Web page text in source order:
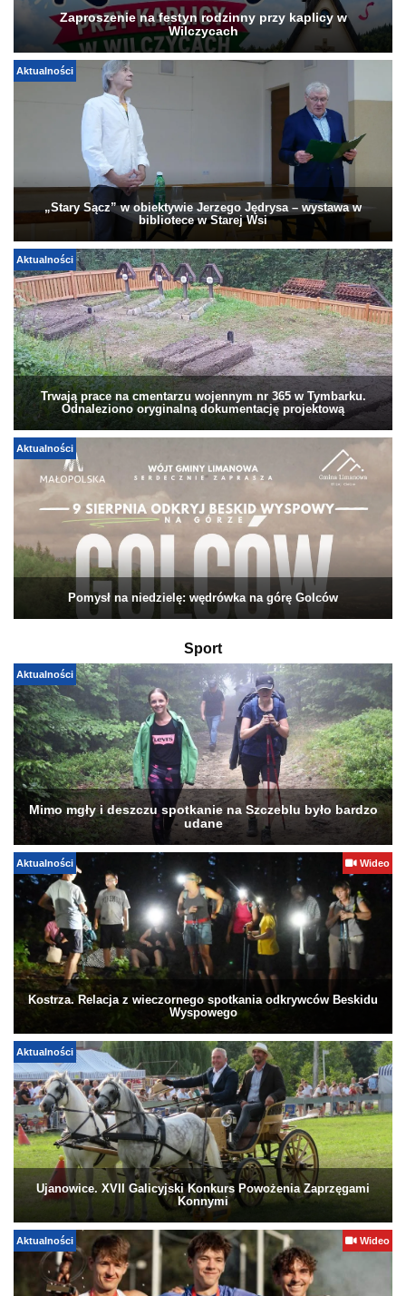
Zaproszenie na festyn rodzinny przy kaplicy w
Wilczycach
Aktualności
„Stary Sącz” w obiektywie Jerzego Jędrysa – wystawa w
bibliotece w Starej Wsi
Aktualności
Trwają prace na cmentarzu wojennym nr 365 w Tymbarku.
Odnaleziono oryginalną dokumentację projektową
Aktualności
Pomysł na niedzielę: wędrówka na górę Golców
Sport
Aktualności
Mimo mgły i deszczu spotkanie na Szczeblu było bardzo
udane
Aktualności Wideo
Kostrza. Relacja z wieczornego spotkania odkrywców Beskidu
Wyspowego
Aktualności
Ujanowice. XVII Galicyjski Konkurs Powożenia Zaprzęgami
Konnymi
Aktualności Wideo